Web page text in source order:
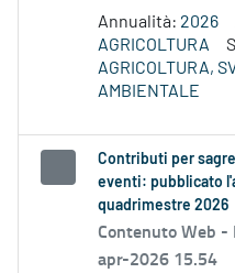
Annualità: 2026
AGRICOLTURA
AGRICOLTURA,
AMBIENTALE
Contributi per
eventi: pubblicato
quadrimestre 2026
Contenuto Web -
apr-2026 15.54